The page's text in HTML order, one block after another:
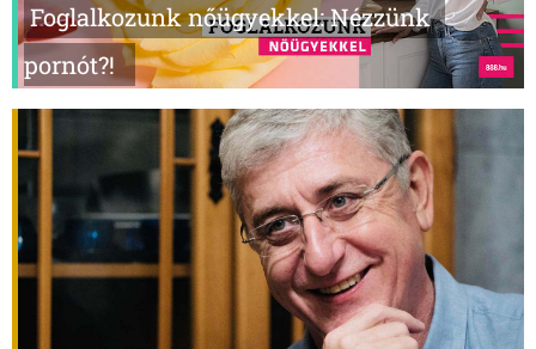
Foglalkozunk nőügyekkel: Nézzünk
pornót?!